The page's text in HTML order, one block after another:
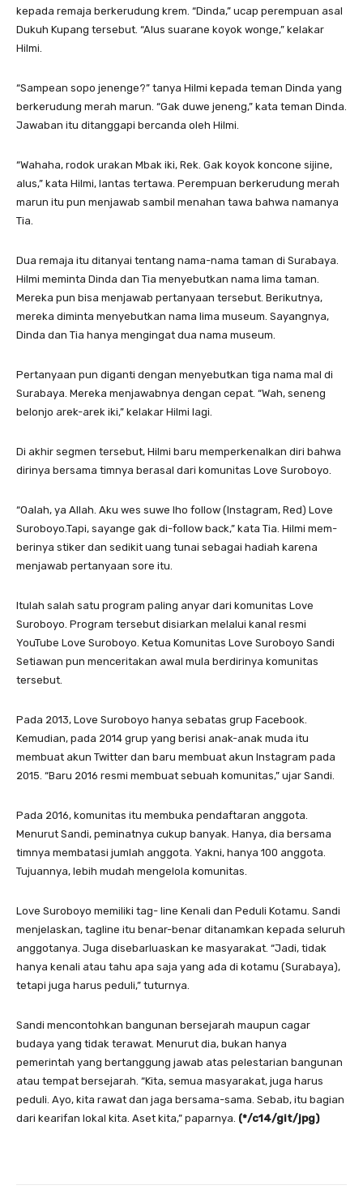
kepada remaja berkerudung krem. “Dinda,” ucap perempuan asal
Dukuh Kupang tersebut. “Alus suarane koyok wonge,” kelakar
Hilmi.
“Sampean sopo jenenge?” tanya Hilmi kepada teman Dinda yang
berkerudung merah marun. “Gak duwe jeneng,” kata teman Dinda.
Jawaban itu ditanggapi bercanda oleh Hilmi.
“Wahaha, rodok urakan Mbak iki, Rek. Gak koyok koncone sijine,
alus,” kata Hilmi, lantas tertawa. Perempuan berkerudung merah
marun itu pun menjawab sambil menahan tawa bahwa namanya
Tia.
Dua remaja itu ditanyai tentang nama-nama taman di Surabaya.
Hilmi meminta Dinda dan Tia menyebutkan nama lima taman.
Mereka pun bisa menjawab pertanyaan tersebut. Berikutnya,
mereka diminta menyebutkan nama lima museum. Sayangnya,
Dinda dan Tia hanya mengingat dua nama museum.
Pertanyaan pun diganti dengan menyebutkan tiga nama mal di
Surabaya. Mereka menjawabnya dengan cepat. “Wah, seneng
belonjo arek-arek iki,” kelakar Hilmi lagi.
Di akhir segmen tersebut, Hilmi baru memperkenalkan diri bahwa
dirinya bersama timnya berasal dari komunitas Love Suroboyo.
“Oalah, ya Allah. Aku wes suwe lho follow (Instagram, Red) Love
Suroboyo.Tapi, sayange gak di-follow back,” kata Tia. Hilmi mem-
berinya stiker dan sedikit uang tunai sebagai hadiah karena
menjawab pertanyaan sore itu.
Itulah salah satu program paling anyar dari komunitas Love
Suroboyo. Program tersebut disiarkan melalui kanal resmi
YouTube Love Suroboyo. Ketua Komunitas Love Suroboyo Sandi
Setiawan pun menceritakan awal mula berdirinya komunitas
tersebut.
Pada 2013, Love Suroboyo hanya sebatas grup Facebook.
Kemudian, pada 2014 grup yang berisi anak-anak muda itu
membuat akun Twitter dan baru membuat akun Instagram pada
2015. “Baru 2016 resmi membuat sebuah komunitas,” ujar Sandi.
Pada 2016, komunitas itu membuka pendaftaran anggota.
Menurut Sandi, peminatnya cukup banyak. Hanya, dia bersama
timnya membatasi jumlah anggota. Yakni, hanya 100 anggota.
Tujuannya, lebih mudah mengelola komunitas.
Love Suroboyo memiliki tag- line Kenali dan Peduli Kotamu. Sandi
menjelaskan, tagline itu benar-benar ditanamkan kepada seluruh
anggotanya. Juga disebarluaskan ke masyarakat. “Jadi, tidak
hanya kenali atau tahu apa saja yang ada di kotamu (Surabaya),
tetapi juga harus peduli,” tuturnya.
Sandi mencontohkan bangunan bersejarah maupun cagar
budaya yang tidak terawat. Menurut dia, bukan hanya
pemerintah yang bertanggung jawab atas pelestarian bangunan
atau tempat bersejarah. “Kita, semua masyarakat, juga harus
peduli. Ayo, kita rawat dan jaga bersama-sama. Sebab, itu bagian
dari kearifan lokal kita. Aset kita,” paparnya. (*/c14/git/jpg)